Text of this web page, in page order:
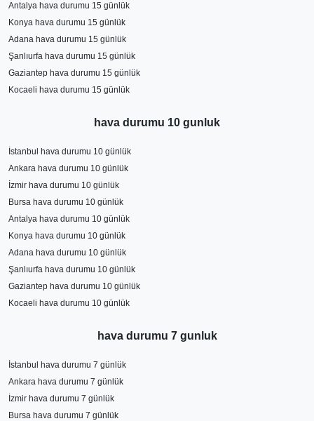
Antalya hava durumu 15 günlük
Konya hava durumu 15 günlük
Adana hava durumu 15 günlük
Şanlıurfa hava durumu 15 günlük
Gaziantep hava durumu 15 günlük
Kocaeli hava durumu 15 günlük
hava durumu 10 gunluk
İstanbul hava durumu 10 günlük
Ankara hava durumu 10 günlük
İzmir hava durumu 10 günlük
Bursa hava durumu 10 günlük
Antalya hava durumu 10 günlük
Konya hava durumu 10 günlük
Adana hava durumu 10 günlük
Şanlıurfa hava durumu 10 günlük
Gaziantep hava durumu 10 günlük
Kocaeli hava durumu 10 günlük
hava durumu 7 gunluk
İstanbul hava durumu 7 günlük
Ankara hava durumu 7 günlük
İzmir hava durumu 7 günlük
Bursa hava durumu 7 günlük